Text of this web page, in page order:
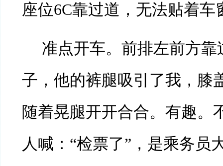
座位6C靠过道，无法贴着车
准点开车。前排左前方靠
子，他的裤腿吸引了我，膝
随着晃腿开开合合。有趣。
人喊：“检票了”，是乘务员